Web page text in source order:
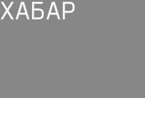
ХАБАР